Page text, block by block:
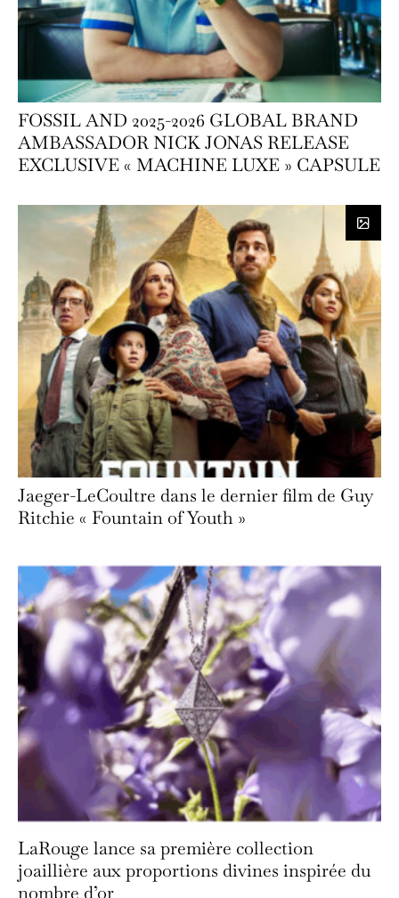
FOSSIL AND 2025-2026 GLOBAL BRAND
AMBASSADOR NICK JONAS RELEASE
EXCLUSIVE « MACHINE LUXE » CAPSULE
Jaeger-LeCoultre dans le dernier film de Guy
Ritchie « Fountain of Youth »
LaRouge lance sa première collection
joaillière aux proportions divines inspirée du
nombre d’or